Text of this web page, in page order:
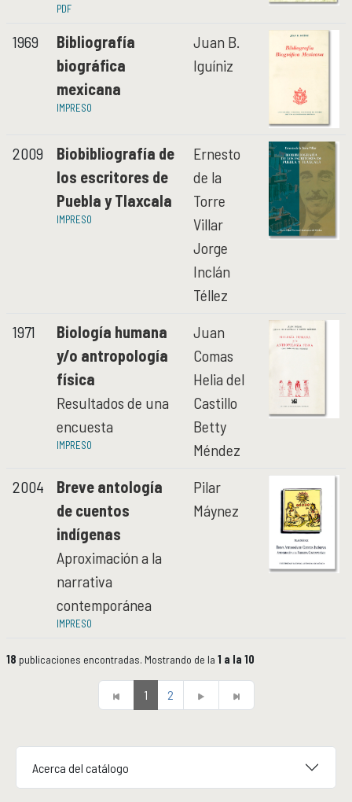
PDF
1969
Bibliografía
biográfica
mexicana
IMPRESO
Juan B.
Iguíniz
2009
Biobibliografía de
los escritores de
Puebla y Tlaxcala
IMPRESO
Ernesto
de la
Torre
Villar
Jorge
Inclán
Téllez
1971
Biología humana
y/o antropología
física
Resultados de una
encuesta
IMPRESO
Juan
Comas
Helia del
Castillo
Betty
Méndez
2004
Breve antología
de cuentos
indígenas
Aproximación a la
narrativa
contemporánea
IMPRESO
Pilar
Máynez
18 publicaciones encontradas. Mostrando de la 1 a la 10
1 2
Acerca del catálogo